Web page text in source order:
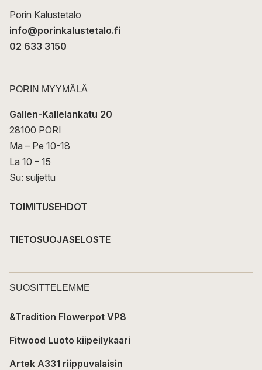
Porin Kalustetalo
info@porinkalustetalo.fi
02 633 3150
PORIN MYYMÄLÄ
Gallen-Kallelankatu 20
28100 PORI
Ma – Pe 10-18
La 10 – 15
Su: suljettu
TOIMITUSEHDOT
TIETOSUOJASELOSTE
SUOSITTELEMME
&Tradition Flowerpot VP8
Fitwood Luoto kiipeilykaari
Artek A331 riippuvalaisin